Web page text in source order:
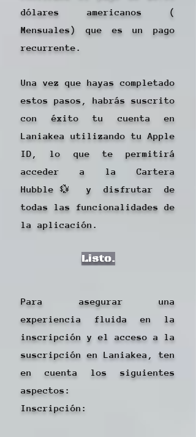
dólares americanos (
Mensuales) que es un pago
recurrente.
Una vez que hayas completado
estos pasos, habrás suscrito
con éxito tu cuenta en
Laniakea utilizando tu Apple
ID, lo que te permitirá
acceder a la Cartera
Hubble💱 y disfrutar de
todas las funcionalidades de
la aplicación.
Listo.
Para asegurar una
experiencia fluida en la
inscripción y el acceso a la
suscripción en Laniakea, ten
en cuenta los siguientes
aspectos:
Inscripción:​